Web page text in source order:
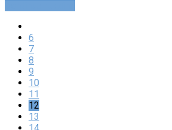
6
7
8
9
10
11
12
13